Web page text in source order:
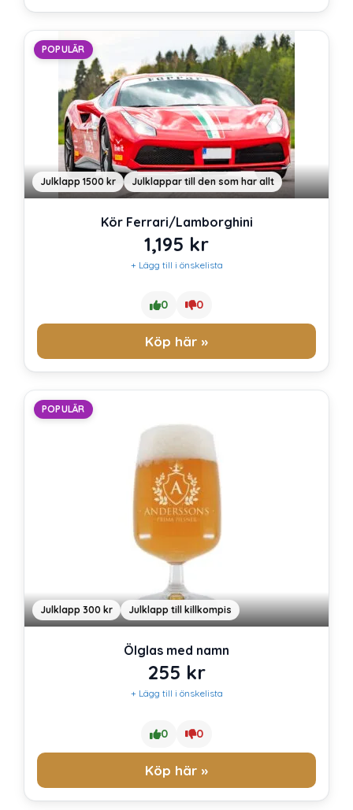
POPULÄR
Julklapp 1500 kr Julklappar till den som har allt
Kör Ferrari/Lamborghini
1,195 kr
+ Lägg till i önskelista
0 0
Köp här »
POPULÄR
Julklapp 300 kr Julklapp till killkompis
Ölglas med namn
255 kr
+ Lägg till i önskelista
0 0
Köp här »